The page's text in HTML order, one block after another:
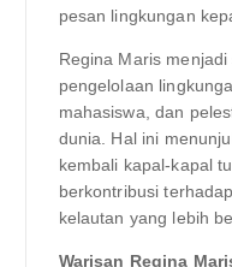
pesan lingkungan
Regina Maris
pengelolaan
mahasiswa, dan
dunia. Hal ini
kembali kapal-kapal
berkontribusi
kelautan yang lebih
Warisan Regina